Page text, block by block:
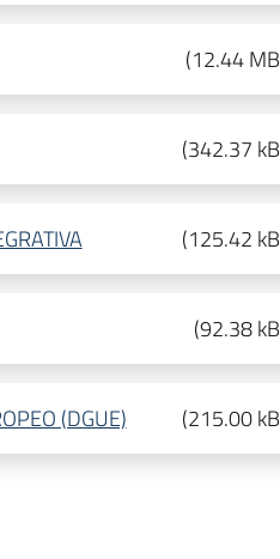
(12.44 MB
(342.37 kB
(125.42 kB
(92.38 kB
(DGUE) (215.00 kB